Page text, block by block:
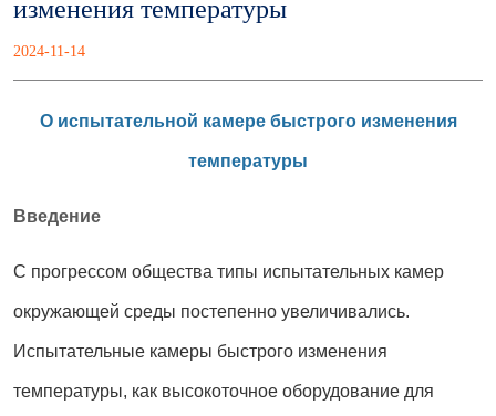
изменения температуры
2024-11-14